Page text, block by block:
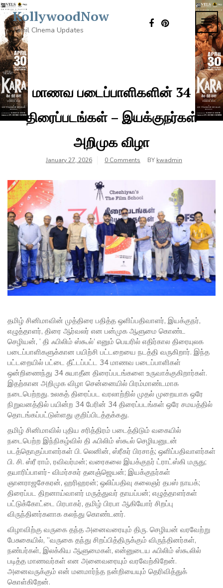
Skip
to
content
KollywoodNow
Tamil CInema Updates
மாணவ படைப்பாளிகளின் 34
திரைப்படங்கள் – இயக்குநர்கள்
அறிமுக விழா
January 27, 2026 0 Comments BY kwadmin
தமிழ் சினிமாவின் முத்திரை பதித்த ஒளிப்பதிவாளர், இயக்குநர்,
எழுத்தாளர், திரை ஆர்வலர் என பன்முக ஆளுமை கொண்ட
செழியன், ‘ தி ஃபிலிம் ஸ்கூல்’ எனும் பெயரில் எதிர்கால திரையுலக
படைப்பாளிகளுக்கான பயிற்சி பட்டறையை நடத்தி வருகிறார். இந்த
பட்டறையில் பட்டை தீட்டப்பட்ட 34 மாணவ படைப்பாளிகள்
ஒன்றிணைந்து 34 சுயாதீன திரைப்படங்களை உருவாக்குகிறார்கள்.
இதற்கான அறிமுக விழா சென்னையில் பிரம்மாண்டமாக
நடைபெற்றது. உலகத் திரைப்பட வரலாற்றில் முதல் முறையாக ஒரே
நிறுவனத்தில் பயின்ற 34 பேரின் 34 திரைப்படங்கள் ஒரே சமயத்தில்
தொடங்கப்பட்டுள்ளது குறிப்பிடத்தக்கது.
தமிழ் சினிமாவில் புதிய சரித்திரம் படைத்திடும் வகையில்
நடைபெற்ற இந்நிகழ்வில் தி ஃபிலிம் ஸ்கூல் செழியனுடன்
படத்தொகுப்பாளர்கள் பி. லெனின், ஸ்ரீகர் பிரசாத்; ஒளிப்பதிவாளர்கள்
பி. சி. ஸ்ரீ ராம், ரவிவர்மன்; வரைகலை இயக்குநர் ட்ராட்ஸ்கி மருது;
தயாரிப்பாளர்- விமர்சகர் தனஞ்ஜெயன்; இயக்குநர்கள்
ஞானராஜசேகரன், ஹரிஹரன்; ஒலிப்பதிவு கலைஞர் தபஸ் நாயக்;
திரைப்பட திறனாய்வாளர் மருத்துவர் தாயப்பன்; எழுத்தாளர்கள்
பட்டுக்கோட்டை பிரபாகர், தமிழ் பிரபா ஆகியோர் சிறப்பு
விருந்தினர்களாக கலந்து கொண்டனர்.‌
விழாவிற்கு வருகை தந்த அனைவரையும் திரு. செழியன் வரவேற்று
பேசுகையில், ”வருகை தந்து சிறப்பித்திருக்கும் விருந்தினர்கள்,
நண்பர்கள், இலக்கிய ஆளுமைகள், என்னுடைய ஃபிலிம் ஸ்கூலில்
படித்த மாணவர்கள் என அனைவரையும் வரவேற்கிறேன்.
அனைவருக்கும் என் மனமார்ந்த நன்றியையும் தெரிவித்துக்
கொள்கிறேன்.